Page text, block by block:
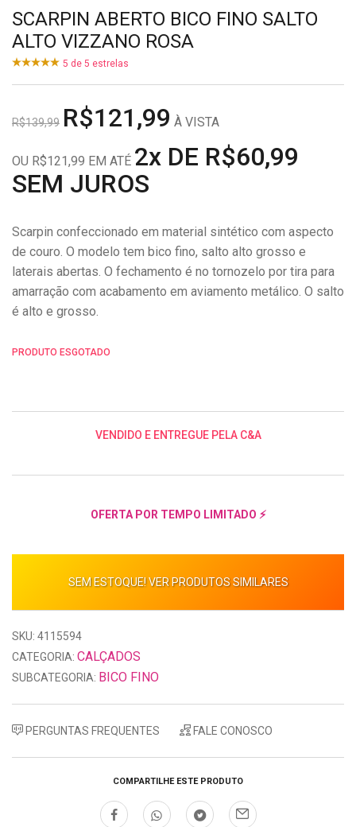
SCARPIN ABERTO BICO FINO SALTO
ALTO VIZZANO ROSA
5 de 5 estrelas
R$139,99 R$121,99 À VISTA
OU R$121,99 EM ATÉ 2x DE R$60,99
SEM JUROS
Scarpin confeccionado em material sintético com aspecto
de couro. O modelo tem bico fino, salto alto grosso e
laterais abertas. O fechamento é no tornozelo por tira para
amarração com acabamento em aviamento metálico. O salto
é alto e grosso.
PRODUTO ESGOTADO
VENDIDO E ENTREGUE PELA C&A
OFERTA POR TEMPO LIMITADO ⚡
SEM ESTOQUE! VER PRODUTOS SIMILARES
SKU: 4115594
CATEGORIA: CALÇADOS
SUBCATEGORIA: BICO FINO
PERGUNTAS FREQUENTES FALE CONOSCO
COMPARTILHE ESTE PRODUTO